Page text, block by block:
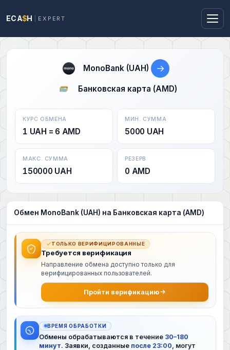
ECA$H EXPERT
MonoBank (UAH) →
Банковская карта (AMD)
КУРС ОБМЕНА
1 UAH = 6 AMD
МИН. СУММА
5000 UAH
МАКС. СУММА
150000 UAH
РЕЗЕРВ
0 AMD
Обмен MonoBank (UAH) на Банковская карта (AMD)
ТОЛЬКО ВЕРИФИЦИРОВАННЫЕ
Требуется верификация
Направление обмена доступно только для
верифицированных пользователей.
Пройти верификацию
ВРЕМЯ ОБРАБОТКИ
Обмены обрабатываются в течение 30–180
минут. Заявки, созданные после 23:00 , могут